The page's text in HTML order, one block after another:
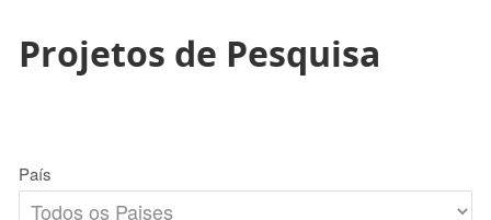
Projetos de Pesquisa
País